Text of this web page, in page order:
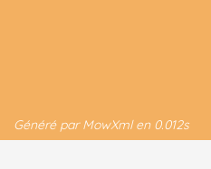
Généré par MowXml en 0.012s